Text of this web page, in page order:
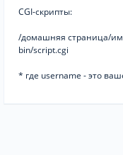
CGI-скрипты:
/домашняя страница/
bin/script.cgi
* где username - это